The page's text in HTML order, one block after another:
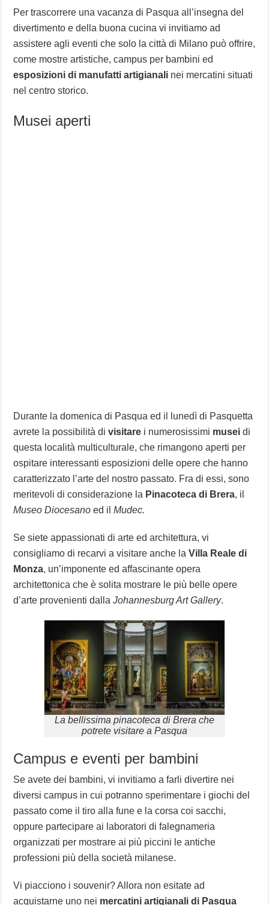
Per trascorrere una vacanza di Pasqua all’insegna del
divertimento e della buona cucina vi invitiamo ad
assistere agli eventi che solo la città di Milano può offrire,
come mostre artistiche, campus per bambini ed
esposizioni di manufatti artigianali nei mercatini situati
nel centro storico.
Musei aperti
Durante la domenica di Pasqua ed il lunedì di Pasquetta
avrete la possibilità divisitare i numerosissimi musei di
questa località multiculturale, che rimangono aperti per
ospitare interessanti esposizioni delle opere che hanno
caratterizzato l’arte del nostro passato. Fra di essi, sono
meritevoli di considerazione la Pinacoteca di Brera, il
Museo Diocesano ed ilMudec.
Se siete appassionati di arte ed architettura, vi
consigliamo di recarvi a visitare anche laVilla Reale di
Monza, un’imponente ed affascinante opera
architettonica che è solita mostrare le più belle opere
d’arte provenienti dallaJohannesburg Art Gallery.
La bellissima pinacoteca di Brera che
potrete visitare a Pasqua
Campus e eventi per bambini
Se avete dei bambini, vi invitiamo a farli divertire nei
diversi campus in cui potranno sperimentare i giochi del
passato come il tiro alla fune e la corsa coi sacchi,
oppure partecipare ai laboratori di falegnameria
organizzati per mostrare ai più piccini le antiche
professioni più della società milanese.
Vi piacciono i souvenir? Allora non esitate ad
acquistarne uno nei mercatini artigianali di Pasqua